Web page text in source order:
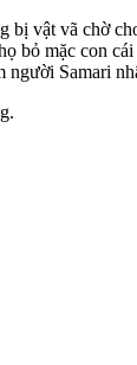
bị vật vã chờ
bỏ mặc con
Samari